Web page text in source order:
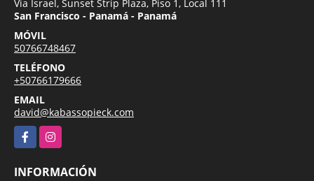
Via Israel, Sunset Strip Plaza, Piso 1, Local 111
San Francisco - Panamá - Panamá
MÓVIL
50766748467
TELÉFONO
+50766179666
EMAIL
david@kabassopieck.com
FacebookInstagram
INFORMACIÓN